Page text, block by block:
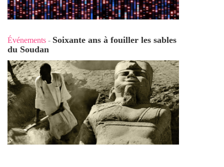
Événements - Soixante ans à fouiller les sables
du Soudan